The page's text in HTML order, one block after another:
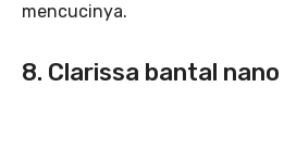
mencucinya.
8. Clarissa bantal